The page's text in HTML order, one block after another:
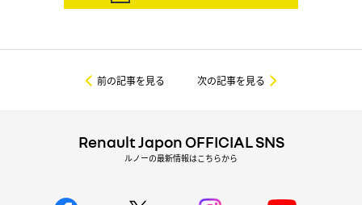
前の記事を見る 次の記事を見る
Renault Japon OFFICIAL SNS
ルノーの最新情報はこちらから